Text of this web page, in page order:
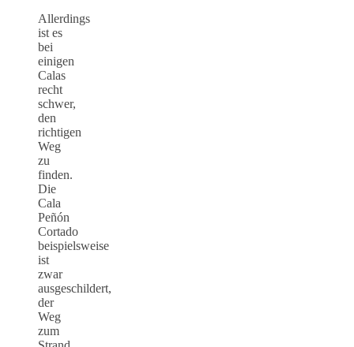
Allerdings
ist es
bei
einigen
Calas
recht
schwer,
den
richtigen
Weg
zu
finden.
Die
Cala
Peñón
Cortado
beispielsweise
ist
zwar
ausgeschildert,
der
Weg
zum